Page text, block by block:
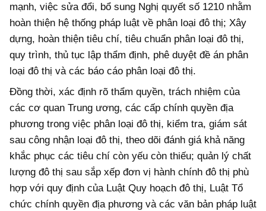
mạnh, việc sửa đổi, bổ sung Nghị quyết số 1210 nhằm
hoàn thiện hệ thống pháp luật về phân loại đô thị; Xây
dựng, hoàn thiện tiêu chí, tiêu chuẩn phân loại đô thị,
quy trình, thủ tục lập thẩm định, phê duyệt đề án phân
loại đô thị và các báo cáo phân loại đô thị.
Đồng thời, xác định rõ thẩm quyền, trách nhiệm của
các cơ quan Trung ương, các cấp chính quyền địa
phương trong việc phân loại đô thị, kiểm tra, giám sát
sau công nhận loại đô thị, theo dõi đánh giá khả năng
khắc phục các tiêu chí còn yếu còn thiếu; quản lý chất
lượng đô thị sau sắp xếp đơn vị hành chính đô thị phù
hợp với quy định của Luật Quy hoạch đô thị, Luật Tổ
chức chính quyền địa phương và các văn bản pháp luật